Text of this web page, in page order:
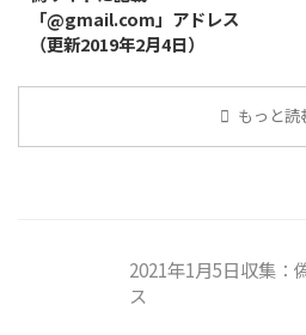
「@gmail.com」アドレス
（更新2019年2月4日）
もっと読
2021年1月5日収集：
ス